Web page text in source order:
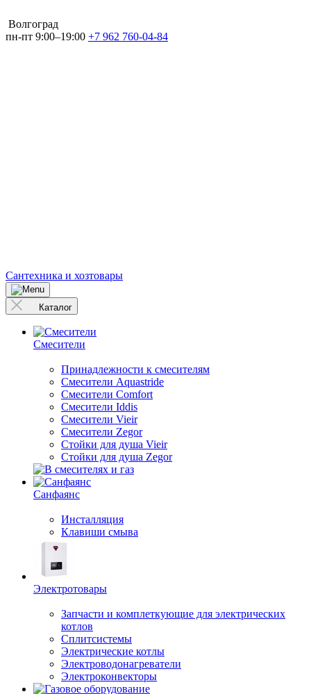
Волгоград
пн-пт 9:00–19:00 +7 962 760-04-84
Сантехника и хозтовары
Каталог
Смесители
Принадлежности к смесителям
Смесители Aquastride
Смесители Comfort
Смесители Iddis
Смесители Vieir
Смесители Zegor
Стойки для душа Vieir
Стойки для душа Zegor
Санфаянс
Инсталляция
Клавиши смыва
Электротовары
Запчасти и комплеткующие для электрических
котлов
Сплитсистемы
Электрические котлы
Электроводонагреватели
Электроконвекторы